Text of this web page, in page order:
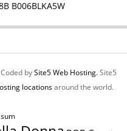
B006BLKA5W
bySite5 Web Hosting.Site5
locationsaround the world.